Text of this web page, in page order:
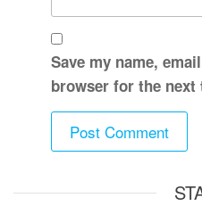
Save my name,
browser for the next